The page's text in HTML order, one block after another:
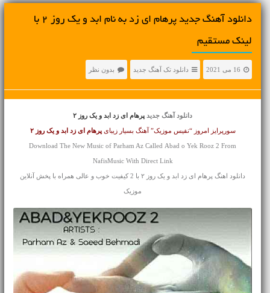
دانلود آهنگ جديد پرهام ای زد به نام ابد و یک روز ۲ با
لینک مستقیم
16 می 2021 دانلود تک آهنگ جدید بدون نظر
دانلود آهنگ جدید پرهام ای زد ابد و یک روز ۲
سورپرایز امروز “نفیس موزیک” آهنگ بسیار زیبایپرهام ای زد ابد و یک روز ۲
Download The New Music of Parham Az Called Abad o Yek Rooz 2 From
NafisMusic With Direct Link
دانلود اهنگ پرهام ای زد ابد و یک روز ۲ با 2 کیفیت خوب و عالی همراه با پخش آنلاین
موزیک